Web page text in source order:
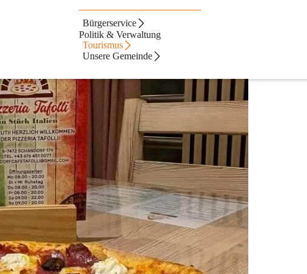
Bürgerservice
Politik & Verwaltung
Tourismus
Unsere Gemeinde